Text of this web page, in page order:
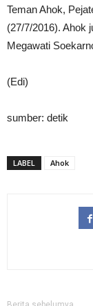
Teman Ahok,
(27/7/2016). Ahok
Megawati
(Edi)
sumber: detik
LABEL Ahok